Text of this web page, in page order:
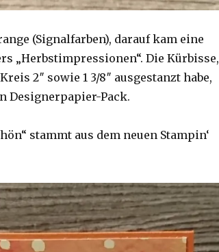
(Signalfarben), darauf kam eine
„Herbstimpressionen“. Die Kürbisse,
2″ sowie 1 3/8″ ausgestanzt habe,
Designerpapier-Pack.
stammt aus dem neuen Stampin‘